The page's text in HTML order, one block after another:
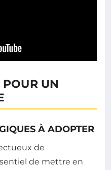
UN
À ADOPTER
de
de mettre en